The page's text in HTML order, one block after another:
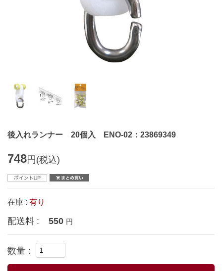
後入れランナー 20個入 ENO-02：23869349
748円 (税込)
在庫 : 有り
配送料 : 550 円
数量：